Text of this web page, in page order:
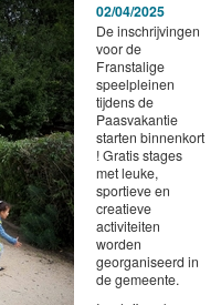
02/04/2025
De inschrijvingen
voor de
Franstalige
speelpleinen
tijdens de
Paasvakantie
starten binnenkort
! Gratis stages
met leuke,
sportieve en
creatieve
activiteiten
worden
georganiseerd in
de gemeente.